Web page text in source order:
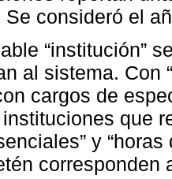
Se consideró el
“institución”
al sistema. Con
cargos de
que
y